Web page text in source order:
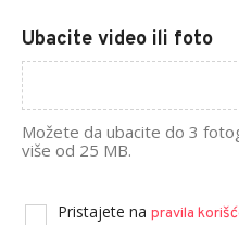
Ubacite video ili foto
Možete da ubacite do 3
više od 25 MB.
Pristajete na pravila